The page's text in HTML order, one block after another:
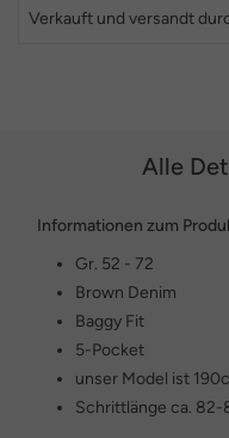
Verkauft und versandt
Alle
Informationen zum
Gr. 52 - 72
Brown Denim
Baggy Fit
5-Pocket
unser Model ist
Schrittlänge ca. 82-